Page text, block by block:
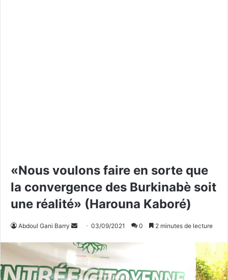
«Nous voulons faire en sorte que
la convergence des Burkinabè soit
une réalité» (Harouna Kaboré)
Abdoul Gani Barry
v
y
03/09/2021 0 2 minutes de lecture